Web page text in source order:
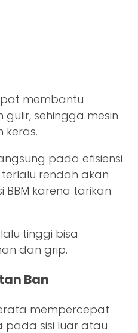
membantu
sehingga mesin
keras.
pada efisiensi
rendah akan
BBM karena tarikan
tinggi bisa
dan grip.
Ban
mempercepat
pada sisi luar atau